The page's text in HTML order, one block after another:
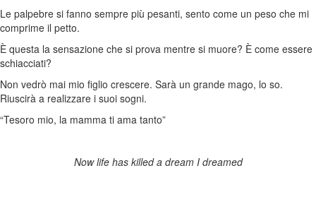
Le palpebre si fanno sempre più pesanti, sento come un peso che mi
comprime il petto.
È questa la sensazione che si prova mentre si muore? È come essere
schiacciati?
Non vedrò mai mio figlio crescere. Sarà un grande mago, lo so.
Riuscirà a realizzare i suoi sogni.
“Tesoro mio, la mamma ti ama tanto”
Now life has killed a dream I dreamed